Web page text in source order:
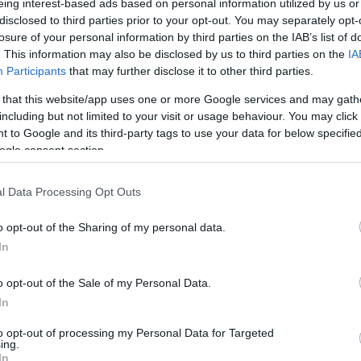
interest-based ads based on personal information utilized by us
to third parties prior to your opt-out. You may separately
of your personal information by third parties on the IAB’s list of
This information may also be disclosed by us to third parties on the
Participants that may further disclose it to other third parties.
that this website/app uses one or more Google services and may
but not limited to your visit or usage behaviour. You may
to Google and its third-party tags to use your data for below
consent section.
Data Processing Opt Outs
opt-out of the Sharing of my personal data.
opt-out of the Sale of my Personal Data.
opt-out of processing my Personal Data for Targeted
αλλά ουδείς ανησυχεί
Newsroom
19-03-2026 13:29
Βουδαπέστη: Πόσο κοστίζει το ταξίδι
τελικό του Champions League
14-03-2026 09:08
16:35
16:11